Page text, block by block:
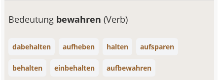
Bedeutung bewahren(Verb)
dabehalten aufheben halten aufsparen
behalten einbehalten aufbewahren